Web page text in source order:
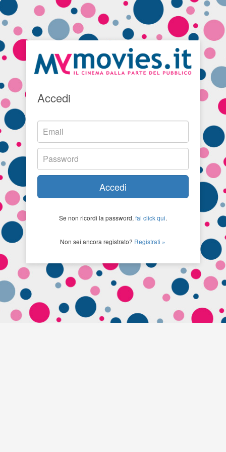
Accedi
Accedi
Se non ricordi la password, fai click qui.
Non sei ancora registrato? Registrati »